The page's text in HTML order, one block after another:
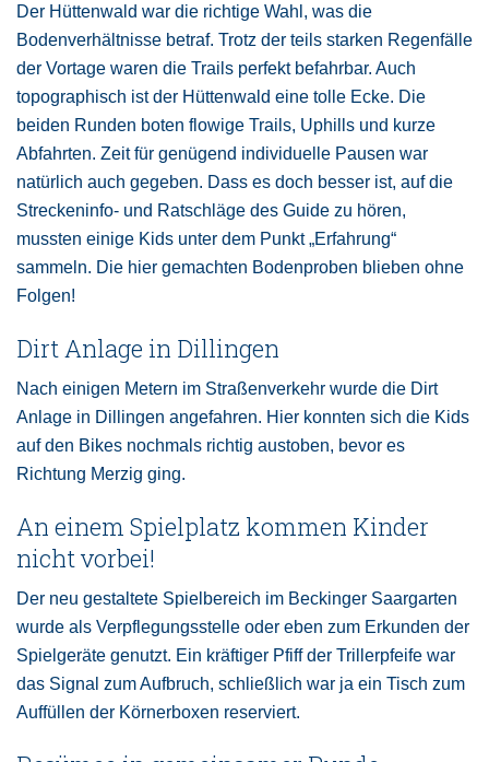
Der Hüttenwald war die richtige Wahl, was die
Bodenverhältnisse betraf. Trotz der teils starken Regenfälle
der Vortage waren die Trails perfekt befahrbar. Auch
topographisch ist der Hüttenwald eine tolle Ecke. Die
beiden Runden boten flowige Trails, Uphills und kurze
Abfahrten. Zeit für genügend individuelle Pausen war
natürlich auch gegeben. Dass es doch besser ist, auf die
Streckeninfo- und Ratschläge des Guide zu hören,
mussten einige Kids unter dem Punkt „Erfahrung“
sammeln. Die hier gemachten Bodenproben blieben ohne
Folgen!
Dirt Anlage in Dillingen
Nach einigen Metern im Straßenverkehr wurde die Dirt
Anlage in Dillingen angefahren. Hier konnten sich die Kids
auf den Bikes nochmals richtig austoben, bevor es
Richtung Merzig ging.
An einem Spielplatz kommen Kinder
nicht vorbei!
Der neu gestaltete Spielbereich im Beckinger Saargarten
wurde als Verpflegungsstelle oder eben zum Erkunden der
Spielgeräte genutzt. Ein kräftiger Pfiff der Trillerpfeife war
das Signal zum Aufbruch, schließlich war ja ein Tisch zum
Auffüllen der Körnerboxen reserviert.